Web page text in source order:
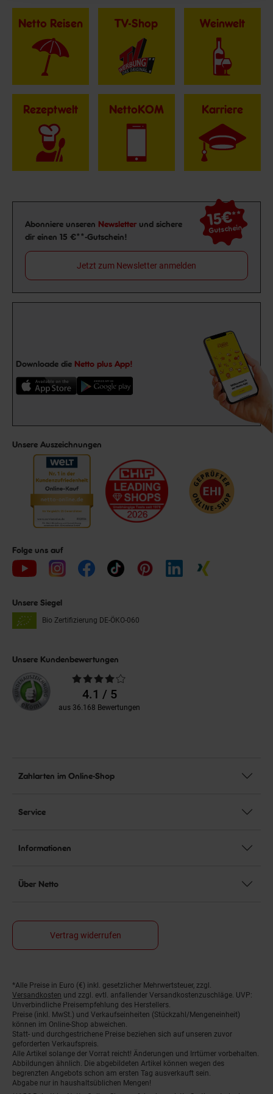
Netto Reisen TV-Shop Weinwelt
Rezeptwelt NettoKOM Karriere
Newsletter Anmeldung
Abonniere unseren Newsletter und sichere
dir einen 15 €**-Gutschein!
15€**
Gutschein
Jetzt zum Newsletter anmelden
Downloade die Netto plus App!
Unsere Auszeichnungen
Folge uns auf
Unsere Siegel
Bio Zertifizierung DE-ÖKO-060
Unsere Kundenbewertungen
Durchschnittliche
Bewertungen4.1 / 5
aus 36.168 Bewertungen
Zahlarten im Online-Shop
Service
Informationen
Über Netto
Vertrag widerrufen
Fußnoten
*Alle Preise in Euro (€) inkl. gesetzlicher Mehrwertsteuer, zzgl.
Versandkosten und zzgl. evtl. anfallender Versandkostenzuschläge. UVP:
Unverbindliche Preisempfehlung des Herstellers.
Preise (inkl. MwSt.) und Verkaufseinheiten (Stückzahl/Mengeneinheit)
können im Online-Shop abweichen.
Statt- und durchgestrichene Preise beziehen sich auf unseren zuvor
geforderten Verkaufspreis.
Alle Artikel solange der Vorrat reicht! Änderungen und Irrtümer vorbehalten.
Abbildungen ähnlich. Die abgebildeten Artikel können wegen des
begrenzten Angebots schon am ersten Tag ausverkauft sein.
Abgabe nur in haushaltsüblichen Mengen!